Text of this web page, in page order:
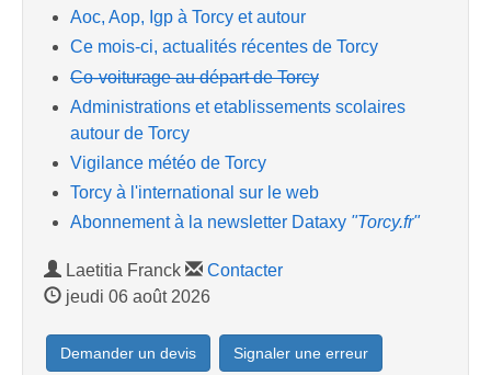
Aoc, Aop, Igp à Torcy et autour
Ce mois-ci, actualités récentes de Torcy
Co-voiturage au départ de Torcy
Administrations et etablissements scolaires
autour de Torcy
Vigilance météo de Torcy
Torcy à l'international sur le web
Abonnement à la newsletter Dataxy "Torcy.fr"
Laetitia Franck
Contacter
jeudi 06 août 2026
Demander un devis Signaler une erreur